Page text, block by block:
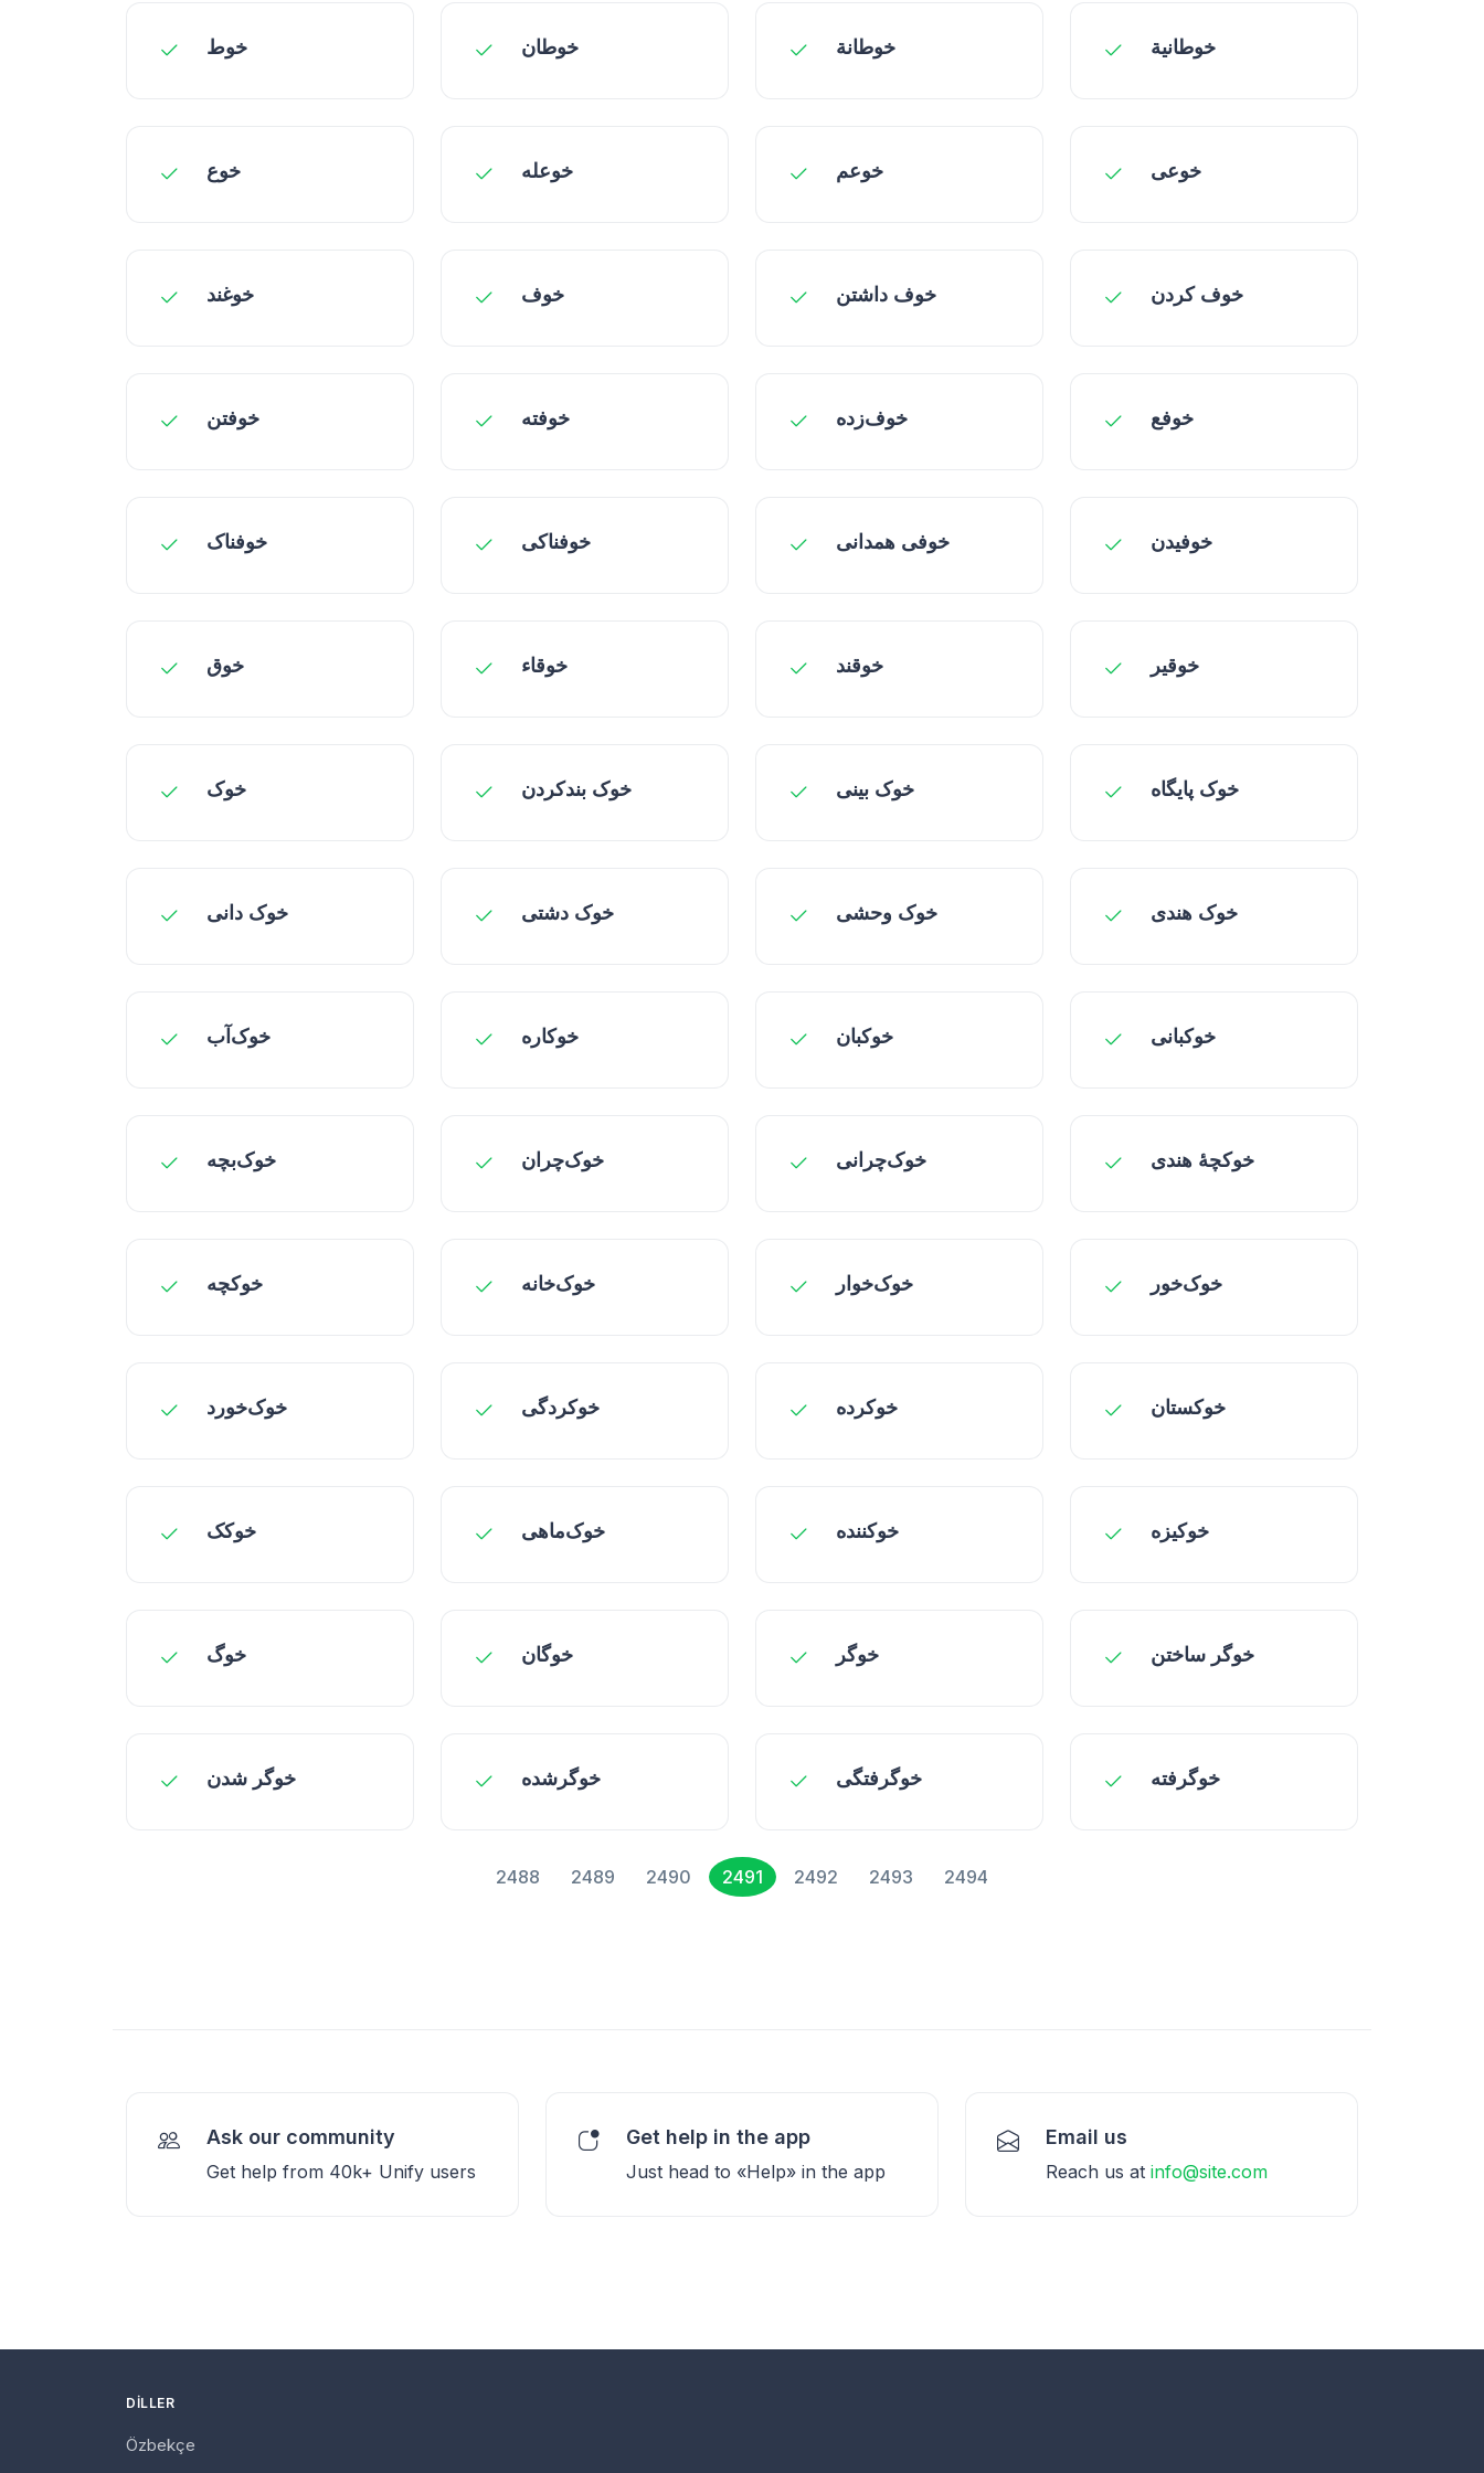
خوط خوطان خوطانة خوطانیة
خوع خوعله خوعم خوعی
خوغند خوف خوف داشتن خوف کردن
خوفتن خوفته خوف‌زده خوفع
خوفناک خوفناکی خوفی همدانی خوفیدن
خوق خوقاء خوقند خوقیر
خوک خوک بندکردن خوک بینی خوک پایگاه
خوک دانی خوک دشتی خوک وحشی خوک هندی
خوک‌آب خوکاره خوکبان خوکبانی
خوک‌بچه خوک‌چران خوک‌چرانی خوکچهٔ هندی
خوکچه خوک‌خانه خوک‌خوار خوک‌خور
خوک‌خورد خوکردگی خوکرده خوکستان
خوکک خوک‌ماهی خوکننده خوکیزه
خوگ خوگان خوگر خوگر ساختن
خوگر شدن خوگرشده خوگرفتگی خوگرفته
2488 2489 2490 2491 2492 2493 2494
Ask our community
Get help from 40k+ Unify users
Get help in the app
Just head to «Help» in the app
Email us
Reach us at info@site.com
DILLER
Özbekçe